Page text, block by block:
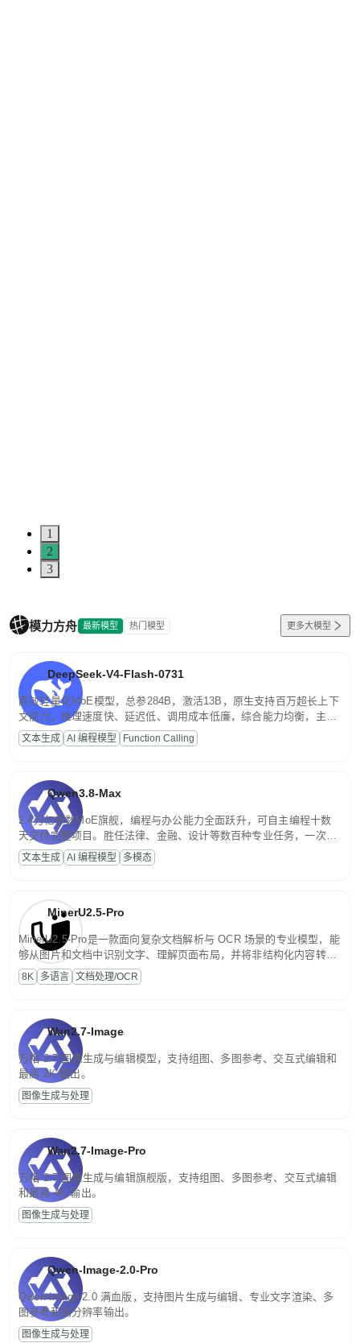
1
2
3
模力方舟 最新模型 热门模型 更多大模型
DeepSeek-V4-Flash-0731
高效轻量化MoE模型，总参284B，激活13B，原生支持百万超长上下
文能力。推理速度快、延迟低、调用成本低廉，综合能力均衡，主打
高并发、轻量化任务，适合日常对话、内容创作、基础 RAG、批量
文案处理等普惠刚需场景。
文本生成 AI 编程模型 Function Calling
Qwen3.8-Max
2.4万亿参数MoE旗舰，编程与办公能力全面跃升，可自主编程十数
天交付完整项目。胜任法律、金融、设计等数百种专业任务，一次对
话端到端交付生产级成果。原生视觉理解贯穿规划、执行与验证全流
程，支持超长文档与长视频的深度语义解析。长程任务中自主规划与
文本生成 AI 编程模型 多模态
MinerU2.5-Pro
MinerU2.5-Pro是一款面向复杂文档解析与 OCR 场景的专业模型，能
够从图片和文档中识别文字、理解页面布局，并将非结构化内容转换
为便于存储、检索和二次处理的结构化结果。
8K 多语言 文档处理/OCR
Wan2.7-Image
万相 2.7 图像生成与编辑模型，支持组图、多图参考、交互式编辑和
最高 2K 输出。
图像生成与处理
Wan2.7-Image-Pro
万相 2.7 图像生成与编辑旗舰版，支持组图、多图参考、交互式编辑
和最高 4K 输出。
图像生成与处理
Qwen-Image-2.0-Pro
Qwen-Image-2.0 满血版，支持图片生成与编辑、专业文字渲染、多
图参考和高分辨率输出。
图像生成与处理